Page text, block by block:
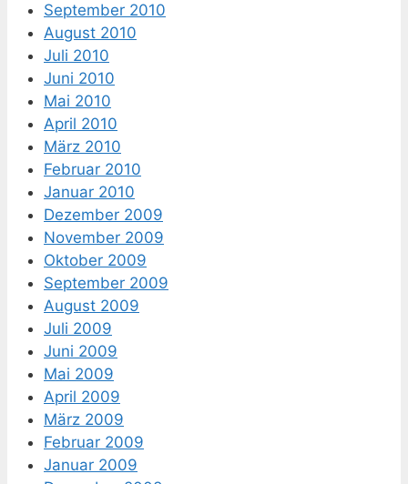
September 2010
August 2010
Juli 2010
Juni 2010
Mai 2010
April 2010
März 2010
Februar 2010
Januar 2010
Dezember 2009
November 2009
Oktober 2009
September 2009
August 2009
Juli 2009
Juni 2009
Mai 2009
April 2009
März 2009
Februar 2009
Januar 2009